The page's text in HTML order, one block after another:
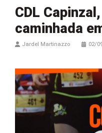
CDL
caminhada
Jardel Martinazzo 02/